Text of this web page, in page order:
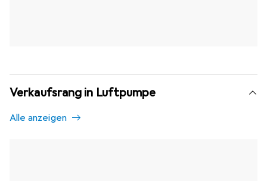
Verkaufsrang in Luftpumpe
Alle anzeigen